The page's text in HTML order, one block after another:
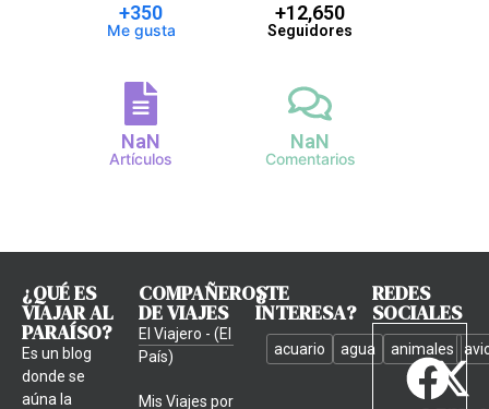
+350
Me gusta
+12,650
Seguidores
NaN
Artículos
NaN
Comentarios
¿QUÉ ES
VIAJAR AL
PARAÍSO?
Es un blog
donde se
aúna la
COMPAÑEROS
DE VIAJES
El Viajero - (El
País)
Mis Viajes por
¿TE
INTERESA?
acuario agua animales
REDES
SOCIALES